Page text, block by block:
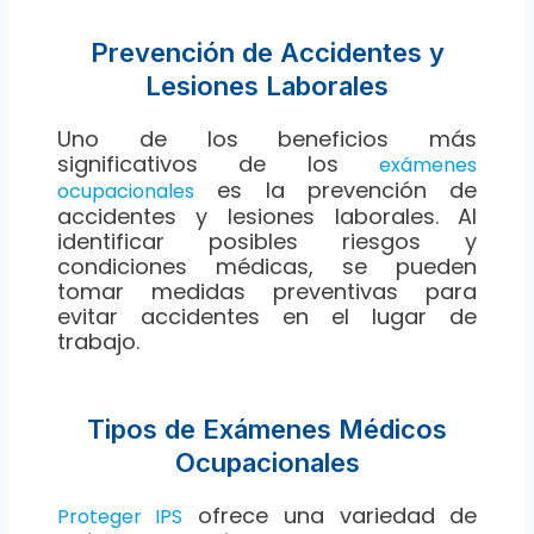
Prevención de Accidentes y
Lesiones Laborales
Uno de los beneficios más
significativos de losexámenes
ocupacionaleses la prevención de
accidentes y lesiones laborales. Al
identificar posibles riesgos y
condiciones médicas, se pueden
tomar medidas preventivas para
evitar accidentes en el lugar de
trabajo.
Tipos de Exámenes Médicos
Ocupacionales
Proteger IPS
ofrece una variedad de